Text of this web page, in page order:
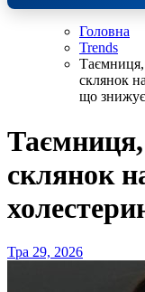
Головна
Trends
Таємниця,
склянок
що
Таємниця,
склянок
Тра 29, 2026